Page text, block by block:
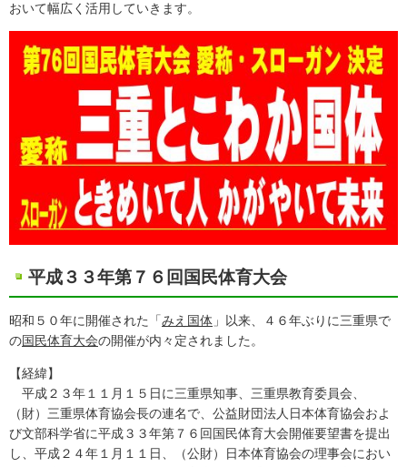
おいて幅広く活用していきます。
平成３３年第７６回国民体育大会
昭和５０年に開催された「みえ国体 」以来、４６年ぶりに三重県で
の国民体育大会の開催が内々定されました。
【経緯】
平成２３年１１月１５日に三重県知事、三重県教育委員会、
（財）三重県体育協会長の連名で、公益財団法人日本体育協会およ
び文部科学省に平成３３年第７６回国民体育大会開催要望書を提出
し、平成２４年１月１１日、（公財）日本体育協会の理事会におい